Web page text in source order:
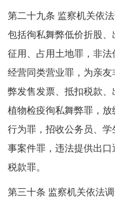
第二十九条 监察机关依
包括徇私舞弊低价折股、
征用、占用土地罪，非
经营同类营业罪，为亲
弊发售发票、抵扣税款
植物检疫徇私舞弊罪，
行为罪，招收公务员、
事案件罪，违法提供出
税款罪。
第三十条 监察机关依法